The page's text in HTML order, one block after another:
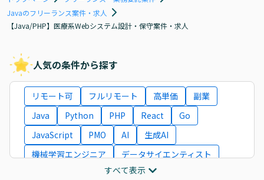
Javaのフリーランス案件・求人
【Java/PHP】医療系Webシステム設計・保守案件・求人
人気の条件から探す
リモート可 フルリモート 高単価
副業
Java
Python PHP React
Go
JavaScript
PMO AI
生成AI
機械学習エンジニア
データサイエンティスト
ITコンサルタント
すべて表示